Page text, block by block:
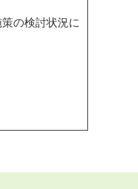
の検討状況に